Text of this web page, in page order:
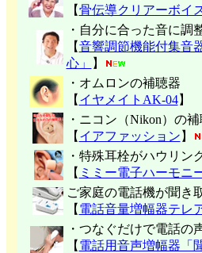
【骨伝導クリアーボイ
・自分に合った音に調
【音響調節機能付集音
心」
】
・オムロンの補聴器
【 イヤメイトAK-04】
・ニコン（Nikon）の
【 イアファッション 】
・特殊耳栓がハウリン
【 ミミー電子ハーモニ
ご家庭の電話機が聞き
【 電話音量増幅器テレ
・つなぐだけで電話の
【 電話用音声増幅器「